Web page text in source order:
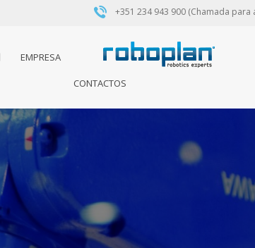
+351 234 943 900 (Chamada para
EMPRESA
CONTACTOS